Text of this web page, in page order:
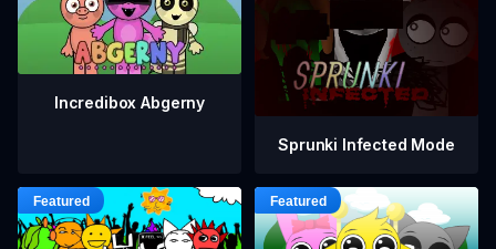
Incredibox Abgerny
Sprunki Infected Mode